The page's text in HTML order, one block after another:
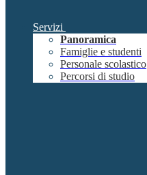
Servizi
Panoramica
Famiglie e studenti
Personale scolastico
Percorsi di studio